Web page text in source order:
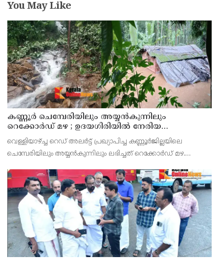
You May Like
കണ്ണൂർ ചെമ്പേരിയിലും അയ്യൻകുന്നിലും
റെക്കോർഡ് മഴ ; ഉദയഗിരിയിൽ നേരിയ
ഉരുൾപൊട്ടൽ; 13 പേരെ ക്യാമ്പിലേക്ക് മാറ്റി
വെള്ളിയാഴ്ച്ച റെഡ് അലർട്ട് പ്രഖ്യാപിച്ച കണ്ണൂർജില്ലയിലെ
ചെമ്പേരിയിലും അയ്യൻകുന്നിലും ലഭിച്ചത് റെക്കോർഡ് മഴ.
മില്ലിമീറ്റർ മഴ ആ സമയം സംസ്ഥാനത്ത